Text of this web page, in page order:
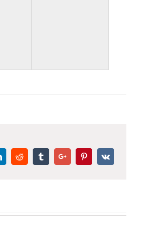
LinkedinReddit TumblrGoogle+ PinterestVk